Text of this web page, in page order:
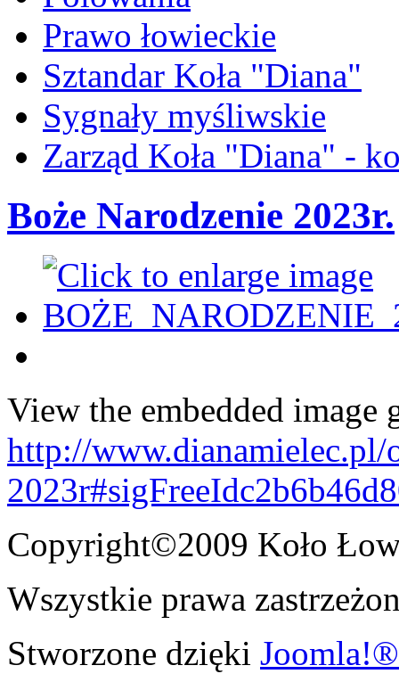
Prawo łowieckie
Sztandar Koła "Diana"
Sygnały myśliwskie
Zarząd Koła "Diana" -
Boże Narodzenie 2023r.
View the embedded image
http://www.dianamielec.pl/
Copyright©2009 Koło
Wszystkie prawa
Stworzone dzięki Joomla!®